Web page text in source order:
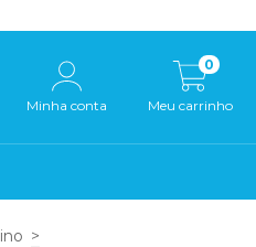
Minha conta Meu carrinho
0
>